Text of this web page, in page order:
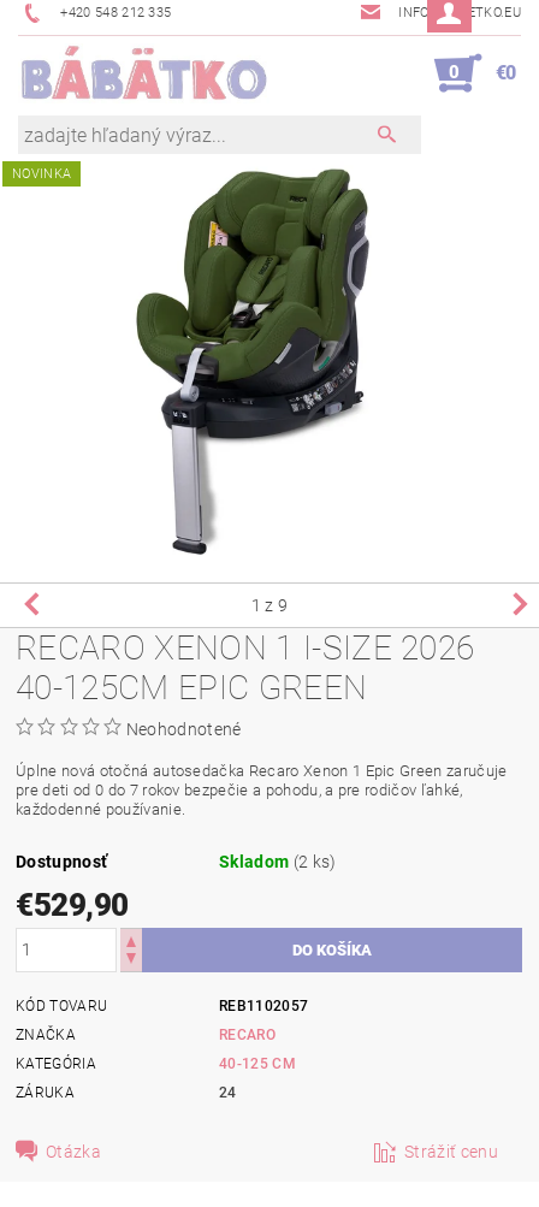
+420 548 212 335 INFO@BABETKO.EU
0 €0
NOVINKA
1 z 9
RECARO XENON 1 I-SIZE 2026
40-125CM EPIC GREEN
Neohodnotené
Úplne nová otočná autosedačka Recaro Xenon 1 Epic Green zaručuje
pre deti od 0 do 7 rokov bezpečie a pohodu, a pre rodičov ľahké,
každodenné používanie.
Dostupnosť Skladom (2 ks)
€529,90
KÓD TOVARU
REB1102057
ZNAČKA
RECARO
KATEGÓRIA
40-125 CM
ZÁRUKA
24
Otázka Strážiť cenu